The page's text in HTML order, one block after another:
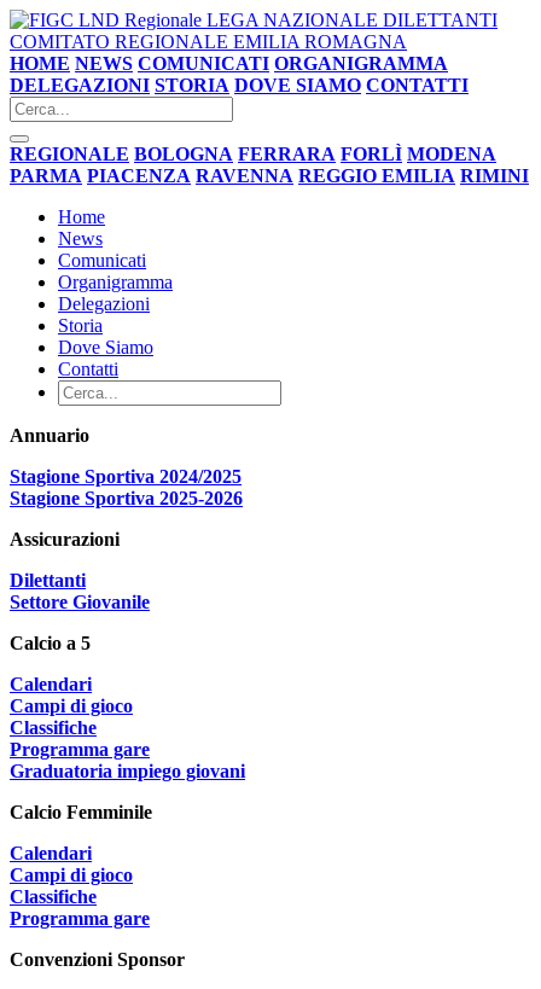
LEGA NAZIONALE DILETTANTI
COMITATO REGIONALE EMILIA ROMAGNA
HOME NEWS COMUNICATI ORGANIGRAMMA
DELEGAZIONI STORIA DOVE SIAMO CONTATTI
REGIONALE BOLOGNA FERRARA FORLÌ MODENA
PARMA PIACENZA RAVENNA REGGIO EMILIA RIMINI
Home
News
Comunicati
Organigramma
Delegazioni
Storia
Dove Siamo
Contatti
Annuario
Stagione Sportiva 2024/2025
Stagione Sportiva 2025-2026
Assicurazioni
Dilettanti
Settore Giovanile
Calcio a 5
Calendari
Campi di gioco
Classifiche
Programma gare
Graduatoria impiego giovani
Calcio Femminile
Calendari
Campi di gioco
Classifiche
Programma gare
Convenzioni Sponsor